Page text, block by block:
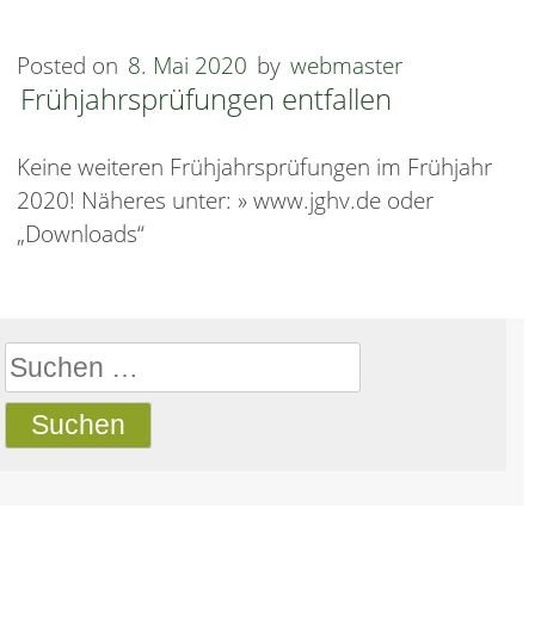
Posted on 8. Mai 2020 by webmaster
Frühjahrsprüfungen entfallen
Keine weiteren Frühjahrsprüfungen im Frühjahr
2020! Näheres unter: » www.jghv.de oder
„Downloads“
Suchen
nach: